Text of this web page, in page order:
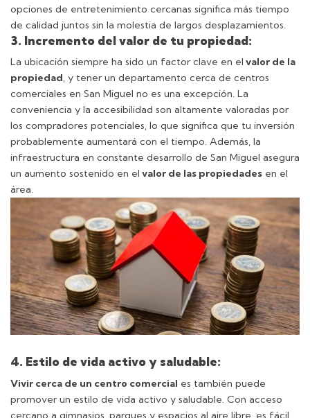
opciones de entretenimiento cercanas significa más tiempo
de calidad juntos sin la molestia de largos desplazamientos.
3. Incremento del valor de tu propiedad:
La ubicación siempre ha sido un factor clave en el valor de la
propiedad, y tener un departamento cerca de centros
comerciales en San Miguel no es una excepción. La
conveniencia y la accesibilidad son altamente valoradas por
los compradores potenciales, lo que significa que tu inversión
probablemente aumentará con el tiempo. Además, la
infraestructura en constante desarrollo de San Miguel asegura
un aumento sostenido en el valor de las propiedades en el
área.
4. Estilo de vida activo y saludable:
Vivir cerca de un centro comercial es también puede
promover un estilo de vida activo y saludable. Con acceso
cercano a gimnasios, parques y espacios al aire libre, es fácil